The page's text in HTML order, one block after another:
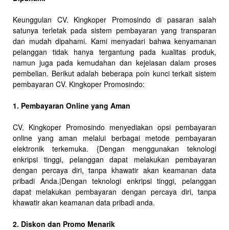
Keunggulan CV. Kingkoper Promosindo di pasaran salah
satunya terletak pada sistem pembayaran yang transparan
dan mudah dipahami. Kami menyadari bahwa kenyamanan
pelanggan tidak hanya tergantung pada kualitas produk,
namun juga pada kemudahan dan kejelasan dalam proses
pembelian. Berikut adalah beberapa poin kunci terkait sistem
pembayaran CV. Kingkoper Promosindo:
1. Pembayaran Online yang Aman
CV. Kingkoper Promosindo menyediakan opsi pembayaran
online yang aman melalui berbagai metode pembayaran
elektronik terkemuka. {Dengan menggunakan teknologi
enkripsi tinggi, pelanggan dapat melakukan pembayaran
dengan percaya diri, tanpa khawatir akan keamanan data
pribadi Anda.|Dengan teknologi enkripsi tinggi, pelanggan
dapat melakukan pembayaran dengan percaya diri, tanpa
khawatir akan keamanan data pribadi anda.
2. Diskon dan Promo Menarik